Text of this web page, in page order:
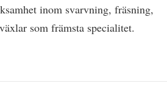
inom svarvning, fräsning,
som främsta specialitet.